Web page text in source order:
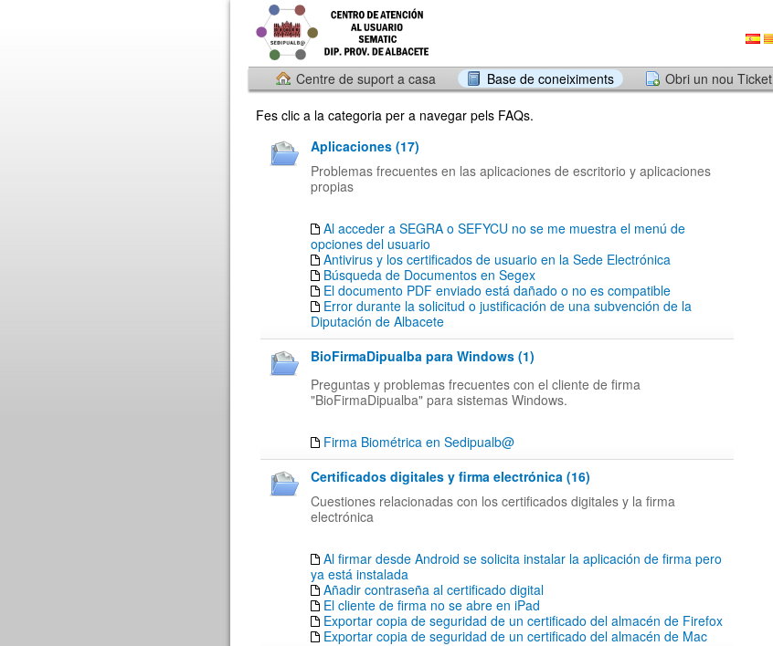
Centre de suport a casa Base de coneiximents Obri un nou Ticket
Fes clic a la categoria per a navegar pels FAQs.
Aplicaciones (17)
Problemas frecuentes en las aplicaciones de escritorio y aplicaciones
propias
Al acceder a SEGRA o SEFYCU no se me muestra el menú de
opciones del usuario
Antivirus y los certificados de usuario en la Sede Electrónica
Búsqueda de Documentos en Segex
El documento PDF enviado está dañado o no es compatible
Error durante la solicitud o justificación de una subvención de la
Diputación de Albacete
BioFirmaDipualba para Windows (1)
Preguntas y problemas frecuentes con el cliente de firma
"BioFirmaDipualba" para sistemas Windows.
Firma Biométrica en Sedipualb@
Certificados digitales y firma electrónica (16)
Cuestiones relacionadas con los certificados digitales y la firma
electrónica
Al firmar desde Android se solicita instalar la aplicación de firma pero
ya está instalada
Añadir contraseña al certificado digital
El cliente de firma no se abre en iPad
Exportar copia de seguridad de un certificado del almacén de Firefox
Exportar copia de seguridad de un certificado del almacén de Mac